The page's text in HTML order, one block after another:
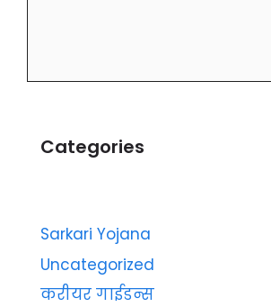
Categories
Sarkari Yojana
Uncategorized
करीयर गाईडन्स